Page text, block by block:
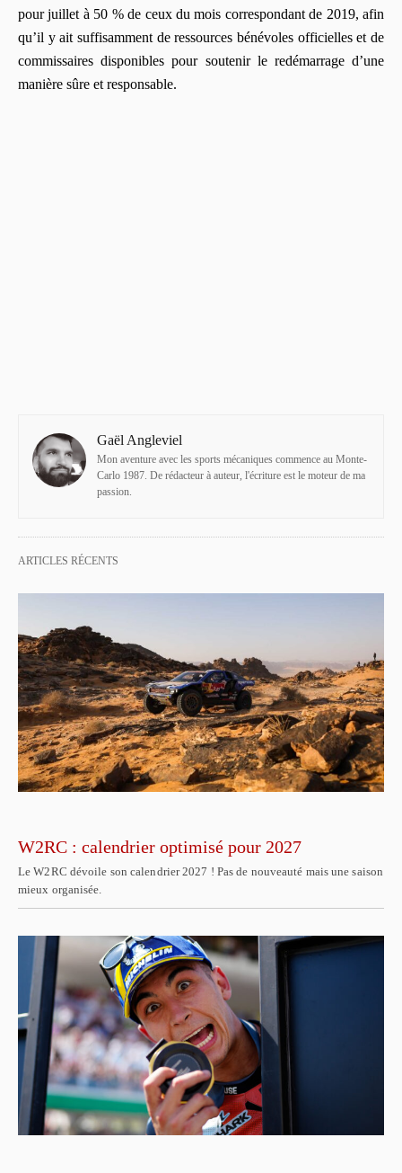
pour juillet à 50 % de ceux du mois correspondant de 2019, afin
qu’il y ait suffisamment de ressources bénévoles officielles et de
commissaires disponibles pour soutenir le redémarrage d’une
manière sûre et responsable.
Gaël Angleviel
Mon aventure avec les sports mécaniques commence au Monte-
Carlo 1987. De rédacteur à auteur, l'écriture est le moteur de ma
passion.
ARTICLES RÉCENTS
W2RC : calendrier optimisé pour 2027
Le W2RC dévoile son calendrier 2027 ! Pas de nouveauté mais une saison
mieux organisée.